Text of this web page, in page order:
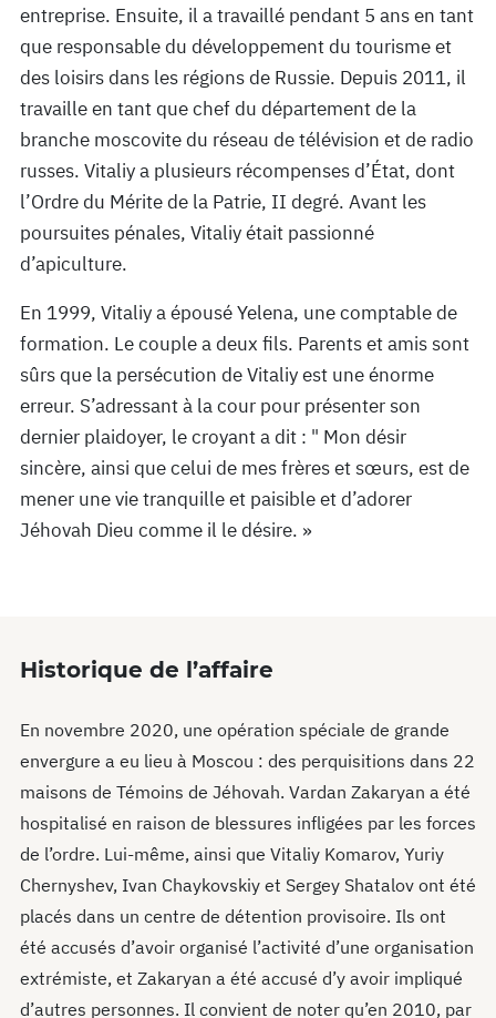
entreprise. Ensuite, il a travaillé pendant 5 ans en tant
que responsable du développement du tourisme et
des loisirs dans les régions de Russie. Depuis 2011, il
travaille en tant que chef du département de la
branche moscovite du réseau de télévision et de radio
russes. Vitaliy a plusieurs récompenses d’État, dont
l’Ordre du Mérite de la Patrie, II degré. Avant les
poursuites pénales, Vitaliy était passionné
d’apiculture.
En 1999, Vitaliy a épousé Yelena, une comptable de
formation. Le couple a deux fils. Parents et amis sont
sûrs que la persécution de Vitaliy est une énorme
erreur. S’adressant à la cour pour présenter son
dernier plaidoyer, le croyant a dit : " Mon désir
sincère, ainsi que celui de mes frères et sœurs, est de
mener une vie tranquille et paisible et d’adorer
Jéhovah Dieu comme il le désire. »
Historique de l’affaire
En novembre 2020, une opération spéciale de grande
envergure a eu lieu à Moscou : des perquisitions dans 22
maisons de Témoins de Jéhovah. Vardan Zakaryan a été
hospitalisé en raison de blessures infligées par les forces
de l’ordre. Lui-même, ainsi que Vitaliy Komarov, Yuriy
Chernyshev, Ivan Chaykovskiy et Sergey Shatalov ont été
placés dans un centre de détention provisoire. Ils ont
été accusés d’avoir organisé l’activité d’une organisation
extrémiste, et Zakaryan a été accusé d’y avoir impliqué
d’autres personnes. Il convient de noter qu’en 2010, par